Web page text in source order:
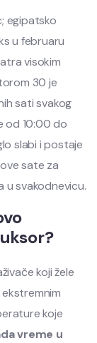
egipatsko
u februaru
visokim
30 je
sati svakog
od 10:00 do
slabi i postaje
sate za
u svakodnevicu.
koji žele
koje
vreme u